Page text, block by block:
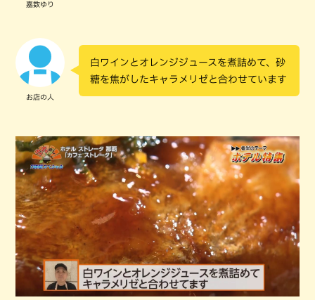
嘉数ゆり
お店の人
白ワインとオレンジジュースを煮詰めて、砂
糖を焦がしたキャラメリゼと合わせています